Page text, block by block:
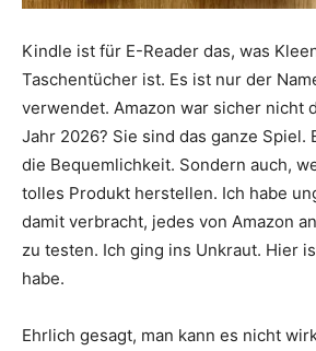
Kindle ist für E-Reader das, was
Taschentücher ist. Es ist nur der
verwendet. Amazon war sicher nicht
Jahr 2026? Sie sind das ganze Spiel.
die Bequemlichkeit. Sondern auch,
tolles Produkt herstellen. Ich habe
damit verbracht, jedes von Amazon
zu testen. Ich ging ins Unkraut. Hier
habe.
Ehrlich gesagt, man kann es nicht